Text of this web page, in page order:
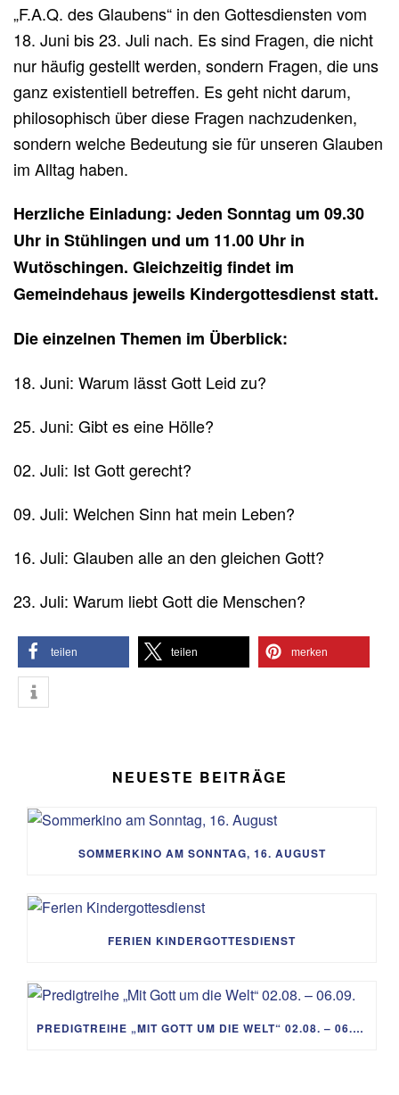
„F.A.Q. des Glaubens“ in den Gottesdiensten vom
18. Juni bis 23. Juli nach. Es sind Fragen, die nicht
nur häufig gestellt werden, sondern Fragen, die uns
ganz existentiell betreffen. Es geht nicht darum,
philosophisch über diese Fragen nachzudenken,
sondern welche Bedeutung sie für unseren Glauben
im Alltag haben.
Herzliche Einladung: Jeden Sonntag um 09.30
Uhr in Stühlingen und um 11.00 Uhr in
Wutöschingen. Gleichzeitig findet im
Gemeindehaus jeweils Kindergottesdienst statt.
Die einzelnen Themen im Überblick:
18. Juni: Warum lässt Gott Leid zu?
25. Juni: Gibt es eine Hölle?
02. Juli: Ist Gott gerecht?
09. Juli: Welchen Sinn hat mein Leben?
16. Juli: Glauben alle an den gleichen Gott?
23. Juli: Warum liebt Gott die Menschen?
teilen teilen merken
NEUESTE BEITRÄGE
SOMMERKINO AM SONNTAG, 16. AUGUST
FERIEN KINDERGOTTESDIENST
PREDIGTREIHE „MIT GOTT UM DIE WELT“ 02.08. – 06.09.